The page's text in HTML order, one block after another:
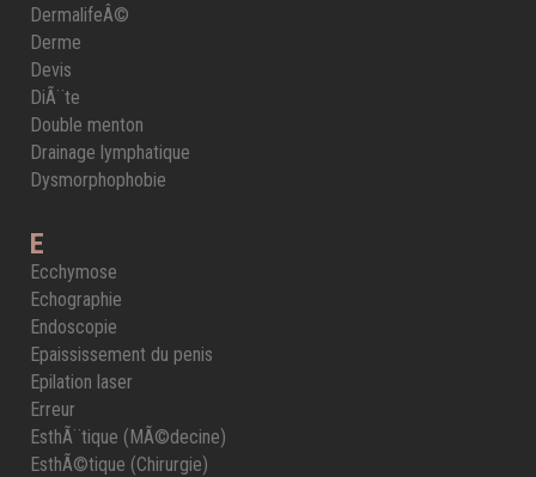
DermalifeÂ©
Derme
Devis
DiÃ¨te
Double menton
Drainage lymphatique
Dysmorphophobie
E
Ecchymose
Echographie
Endoscopie
Epaississement du penis
Epilation laser
Erreur
EsthÃ¨tique (MÃ©decine)
EsthÃ©tique (Chirurgie)